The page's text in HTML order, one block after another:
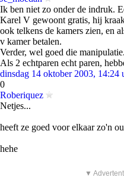
Ik ben niet zo onder de indruk.
Karel V gewoont gratis, hij
ook telkens de kamers zien, en
v kamer betalen.
Verder, wel goed die manipulatie.
Als 2 echtparen echt paren,
dinsdag 14 oktober 2003, 14:24
0
Roberiquez
Netjes...
heeft ze goed voor elkaar zo'n
hehe
▼